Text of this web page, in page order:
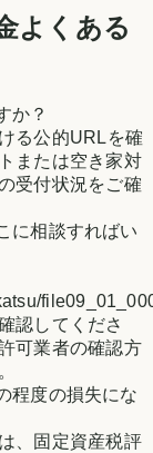
よくある
か？
る公的URLを確
または空き家対
受付状況をご確
に相談すればい
認してくださ
可業者の確認方
程度の損失にな
、固定資産税評